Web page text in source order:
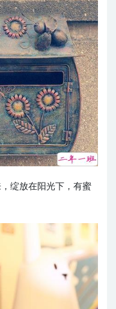
绽放在阳光下，有蜜